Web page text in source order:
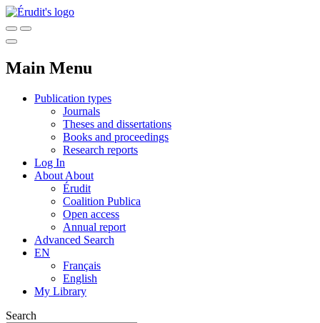
Main Menu
Publication types
Journals
Theses and dissertations
Books and proceedings
Research reports
Log In
About About
Érudit
Coalition Publica
Open access
Annual report
Advanced Search
EN
Français
English
My Library
Search